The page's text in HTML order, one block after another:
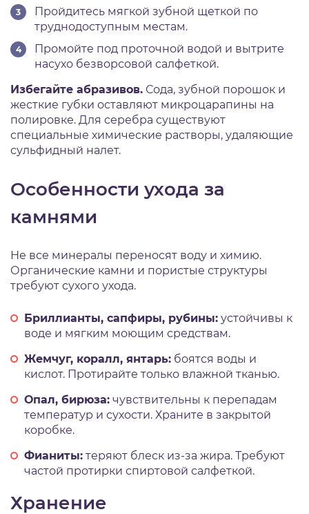
Пройдитесь мягкой зубной щеткой по
труднодоступным местам.
Промойте под проточной водой и вытрите
насухо безворсовой салфеткой.
Избегайте абразивов. Сода, зубной порошок и
жесткие губки оставляют микроцарапины на
полировке. Для серебра существуют
специальные химические растворы, удаляющие
сульфидный налет.
Особенности ухода за
камнями
Не все минералы переносят воду и химию.
Органические камни и пористые структуры
требуют сухого ухода.
Бриллианты, сапфиры, рубины: устойчивы к
воде и мягким моющим средствам.
Жемчуг, коралл, янтарь: боятся воды и
кислот. Протирайте только влажной тканью.
Опал, бирюза: чувствительны к перепадам
температур и сухости. Храните в закрытой
коробке.
Фианиты: теряют блеск из-за жира. Требуют
частой протирки спиртовой салфеткой.
Хранение